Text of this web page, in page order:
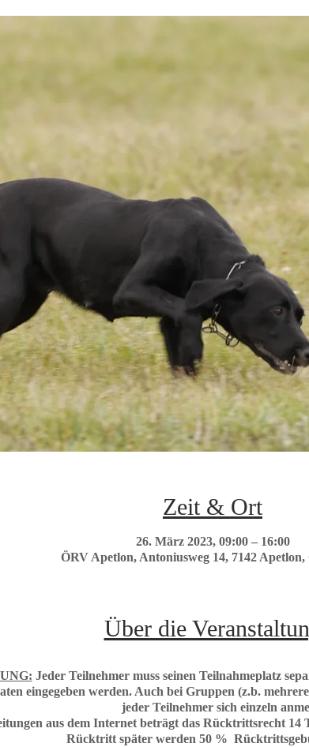
Zeit & Ort
26. März 2023, 09:00 – 16:00
ÖRV Apetlon, Antoniusweg 14, 7142 Apetlon,
Über die
Jeder Teilnehmer muss seinen Teilnahmeplatz
eingegeben werden.Auch bei Gruppen (z.b.
jeder Teilnehmer sich einzeln
aus dem Internet beträgt das Rücktrittsrecht
Rücktritt später werden 50 %